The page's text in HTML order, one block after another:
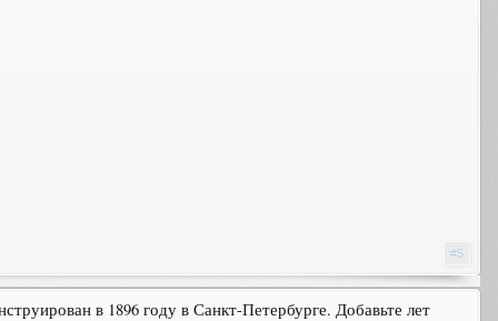
#5
в 1896 году в Санкт-Петербурге. Добавьте лет